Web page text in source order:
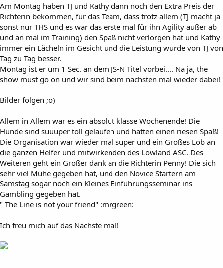
Am Montag haben TJ und Kathy dann noch den Extra Preis der
Richterin bekommen, für das Team, dass trotz allem (TJ macht ja
sonst nur THS und es war das erste mal für ihn Agility außer ab
und an mal im Training) den Spaß nicht verlorgen hat und Kathy
immer ein Lächeln im Gesicht und die Leistung wurde von TJ von
Tag zu Tag besser.
Montag ist er um 1 Sec. an dem JS-N Titel vorbei.... Na ja, the
show must go on und wir sind beim nächsten mal wieder dabei!
Bilder folgen ;o)
Allem in Allem war es ein absolut klasse Wochenende! Die
Hunde sind suuuper toll gelaufen und hatten einen riesen Spaß!
Die Organisation war wieder mal super und ein Großes Lob an
die ganzen Helfer und mitwirkenden des Lowland ASC. Des
Weiteren geht ein Großer dank an die Richterin Penny! Die sich
sehr viel Mühe gegeben hat, und den Novice Startern am
Samstag sogar noch ein Kleines Einführungsseminar ins
Gambling gegeben hat.
" The Line is not your friend" :mrgreen:
Ich freu mich auf das Nächste mal!